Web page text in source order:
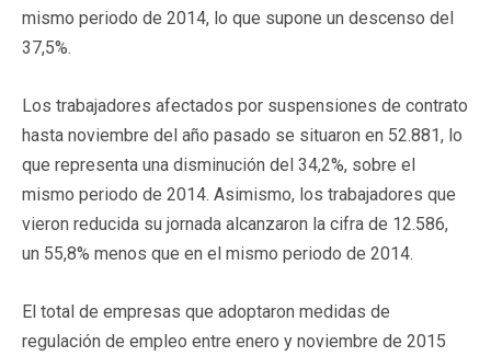
mismo periodo de 2014, lo que supone un descenso del
37,5%.
Los trabajadores afectados por suspensiones de contrato
hasta noviembre del año pasado se situaron en 52.881, lo
que representa una disminución del 34,2%, sobre el
mismo periodo de 2014. Asimismo, los trabajadores que
vieron reducida su jornada alcanzaron la cifra de 12.586,
un 55,8% menos que en el mismo periodo de 2014.
El total de empresas que adoptaron medidas de
regulación de empleo entre enero y noviembre de 2015